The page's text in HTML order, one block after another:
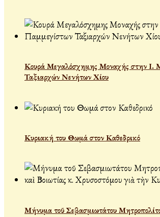
Κουρά Μεγαλόσχημης Μοναχής στην Ι.
Ταξιαρχών Νενήτων Χίου
Κυριακή του Θωμά στον Καθεδρικό
Μήνυμα τοῦ Σεβασμιωτάτου